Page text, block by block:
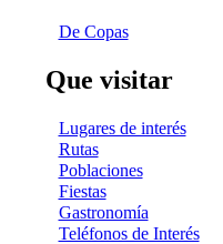
De Copas
Que visitar
Lugares de interés
Rutas
Poblaciones
Fiestas
Gastronomía
Teléfonos de Interés